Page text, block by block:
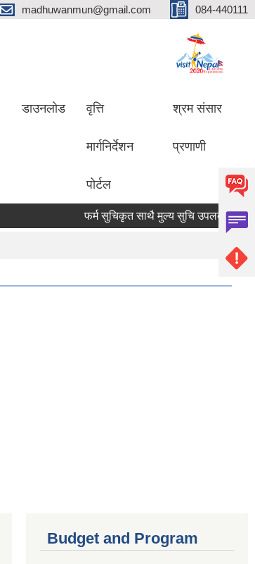
madhuwanmun@gmail.com 084-440111
डाउनलोड वृत्ति
मार्गनिर्देशन
पोर्टल
श्रम संसार
प्रणाणी
फर्म सुचिकृत साथै मुल्य सुचि उपलब्ध गराउने
Budget and Program